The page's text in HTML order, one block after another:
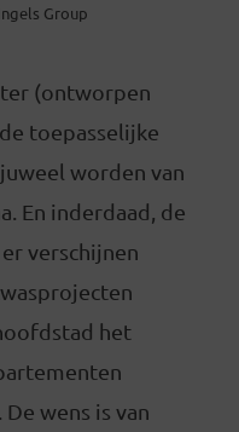
Group
(ontworpen
toepasselijke
worden van
En inderdaad, de
verschijnen
het
wens is van